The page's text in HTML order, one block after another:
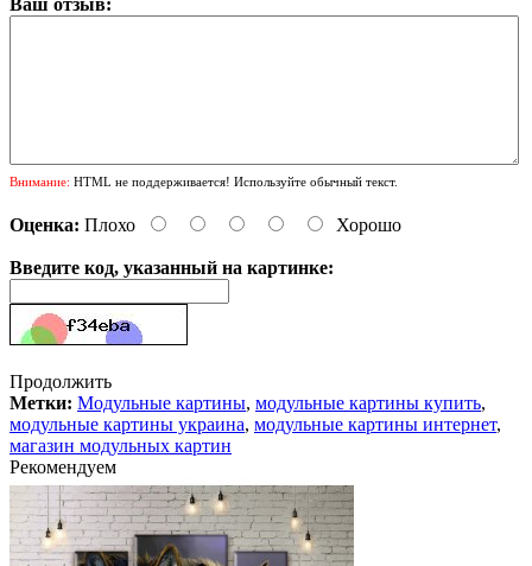
Внимание: HTML не поддерживается! Используйте обычный текст.
Оценка: Плохо Хорошо
Введите код, указанный на картинке:
Продолжить
Метки: Модульные картины, модульные картины купить,
модульные картины украина, модульные картины интернет,
магазин модульных картин
Рекомендуем